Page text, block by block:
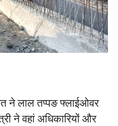
ने लाल तप्पङ फ्लाईओवर
ने वहां अधिकारियों और